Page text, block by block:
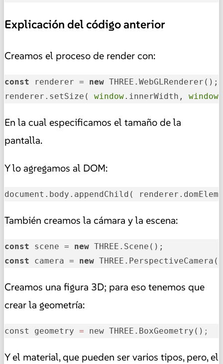
Explicación del código anterior
Creamos el proceso de render con:
const renderer = new THREE.WebGLRenderer();
renderer.setSize( window.innerWidth, window
En la cual especificamos el tamaño de la
pantalla.
Y lo agregamos al DOM:
document.body.appendChild(
También creamos la cámara y la escena:
const scene = new
const camera = new THREE.PerspectiveCamera(
Creamos una figura 3D; para eso tenemos que
crear la geometría:
const geometry = new THREE.BoxGeometry() ;
Y el material, que pueden ser varios tipos, pero, el